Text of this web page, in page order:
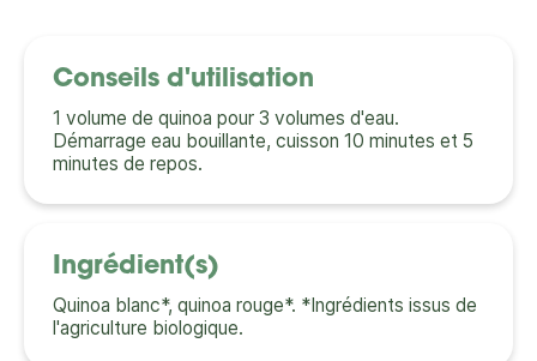
Conseils d'utilisation
1 volume de quinoa pour 3 volumes d'eau.
Démarrage eau bouillante, cuisson 10 minutes et 5
minutes de repos.
Ingrédient(s)
Quinoa blanc*, quinoa rouge*. *Ingrédients issus de
l'agriculture biologique.